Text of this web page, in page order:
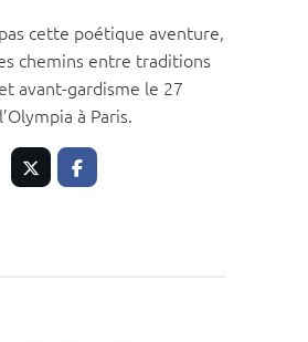
cette poétique aventure,
chemins entre traditions
avant-gardisme le 27
à Paris.
Twitter